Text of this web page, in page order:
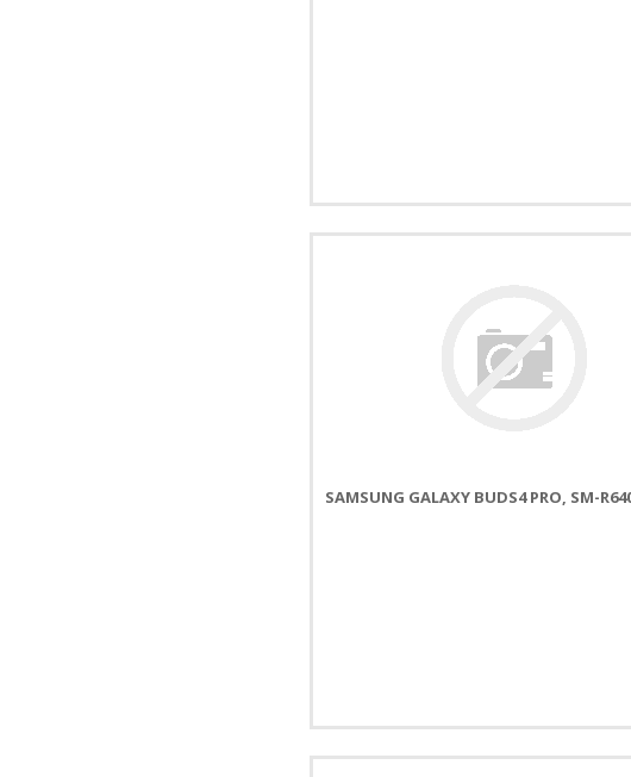
SAMSUNG GALAXY BUDS4 PRO, SM-